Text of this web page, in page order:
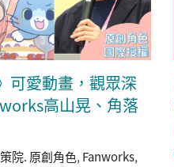
可愛動畫，觀眾深
高山晃、角落
院. 原創角色,Fanworks,